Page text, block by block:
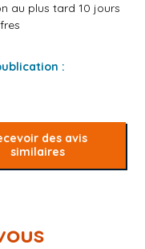
au plus tard 10 jours
:
des avis
similaires